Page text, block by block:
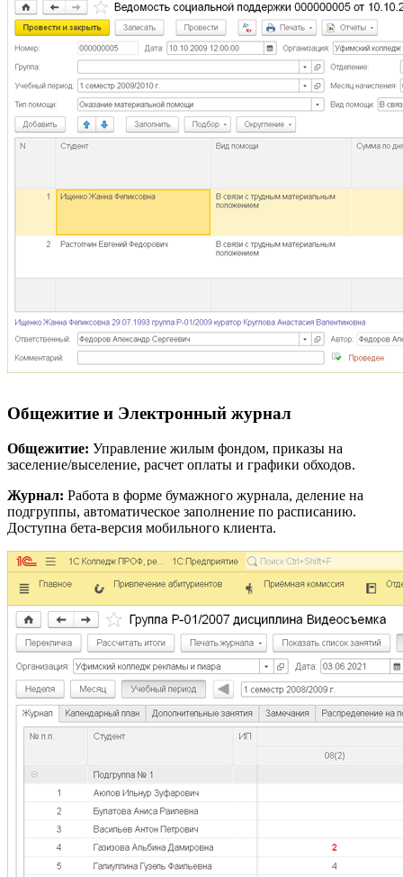
Общежитие и Электронный журнал
Общежитие: Управление жилым фондом, приказы на
заселение/выселение, расчет оплаты и графики обходов.
Журнал: Работа в форме бумажного журнала, деление на
подгруппы, автоматическое заполнение по расписанию.
Доступна бета-версия мобильного клиента.